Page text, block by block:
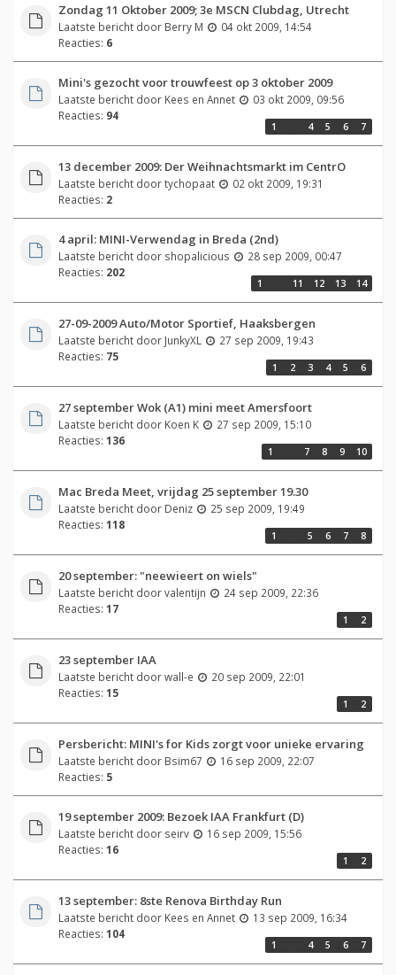
Zondag 11 Oktober 2009; 3e MSCN Clubdag, Utrecht
Laatste bericht door Berry M
04 okt 2009, 14:54
Reacties: 6
Mini's gezocht voor trouwfeest op 3 oktober 2009
Laatste bericht door Kees en Annet
03 okt 2009, 09:56
Reacties: 94
1 4 5 6 7
13 december 2009: Der Weihnachtsmarkt im CentrO
Laatste bericht doortychopaat
02 okt 2009, 19:31
Reacties: 2
4 april: MINI-Verwendag in Breda (2nd)
Laatste bericht door shopalicious
28 sep 2009, 00:47
Reacties: 202
1 11 12 13 14
27-09-2009 Auto/Motor Sportief, Haaksbergen
Laatste bericht door JunkyXL
27 sep 2009, 19:43
Reacties: 75
1 2 3 4 5 6
27 september Wok (A1) mini meet Amersfoort
Laatste bericht door Koen K
27 sep 2009, 15:10
Reacties: 136
1 7 8 9 10
Mac Breda Meet, vrijdag 25 september 19.30
Laatste bericht door Deniz
25 sep 2009, 19:49
Reacties: 118
1 5 6 7 8
20 september: "neewieert on wiels"
Laatste bericht doorvalentijn
24 sep 2009, 22:36
Reacties: 17
1 2
23 september IAA
Laatste bericht doorwall-e
20 sep 2009, 22:01
Reacties: 15
1 2
Persbericht: MINI's for Kids zorgt voor unieke ervaring
Laatste bericht door Bsim67
16 sep 2009, 22:07
Reacties: 5
19 september 2009: Bezoek IAA Frankfurt (D)
Laatste bericht door seirv
16 sep 2009, 15:56
Reacties: 16
1 2
13 september: 8ste Renova Birthday Run
Laatste bericht door Kees en Annet
13 sep 2009, 16:34
Reacties: 104
1 4 5 6 7